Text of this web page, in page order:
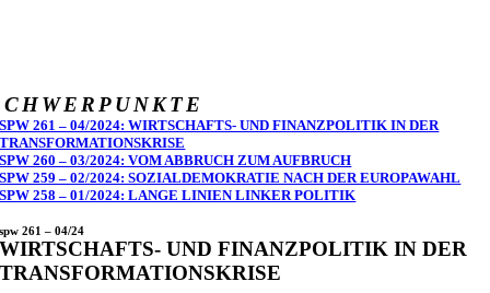
SPW 261 – 04/2024: WIRTSCHAFTS- UND FINANZPOLITIK IN DER
TRANSFORMATIONSKRISE
SPW 260 – 03/2024: VOM ABBRUCH ZUM AUFBRUCH
SPW 259 – 02/2024: SOZIALDEMOKRATIE NACH DER EUROPAWAHL
SPW 258 – 01/2024: LANGE LINIEN LINKER POLITIK
spw 261 – 04/24
WIRTSCHAFTS- UND FINANZPOLITIK IN DER
TRANSFORMATIONSKRISE